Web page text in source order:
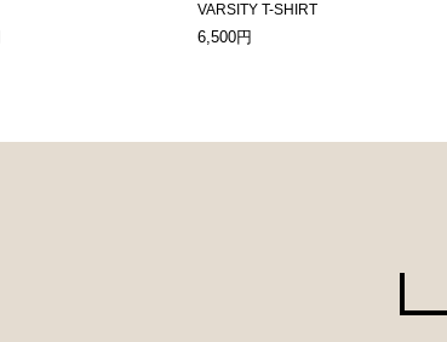
VARSITY T-SHIRT
6,500円